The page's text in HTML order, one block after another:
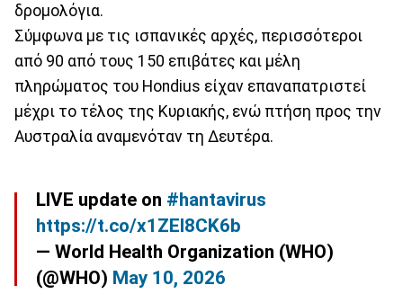
δρομολόγια.
Σύμφωνα με τις ισπανικές αρχές, περισσότεροι
από 90 από τους 150 επιβάτες και μέλη
πληρώματος του Hondius είχαν επαναπατριστεί
μέχρι το τέλος της Κυριακής, ενώ πτήση προς την
Αυστραλία αναμενόταν τη Δευτέρα.
LIVE update on #hantavirus
https://t.co/x1ZEI8CK6b
— World Health Organization (WHO)
(@WHO) May 10, 2026